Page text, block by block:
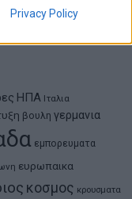
Privacy Policy
ΗΠΑ Ιταλια
βουλη γερμανια
εμπορευματα
ευρωπαικα
κοσμος κρουσματα